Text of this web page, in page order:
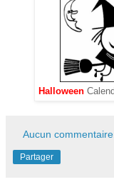
Halloween
Aucun
Partager